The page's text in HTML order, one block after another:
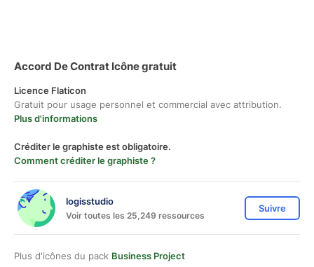
Accord De Contrat Icône gratuit
Licence Flaticon
Gratuit pour usage personnel et commercial avec attribution.
Plus d'informations
Créditer le graphiste est obligatoire.
Comment créditer le graphiste ?
logisstudio
Voir toutes les 25,249 ressources
Suivre
Plus d'icônes du pack Business Project